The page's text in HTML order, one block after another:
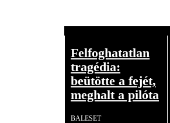
Felfoghatatlan
tragédia:
beütötte a fejét,
meghalt a pilóta
BALESET